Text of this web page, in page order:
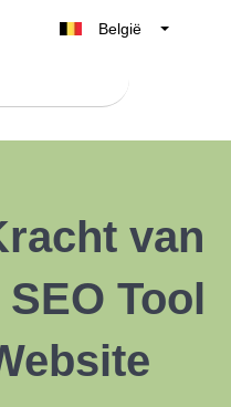
België
Nederland
España
van
Tool